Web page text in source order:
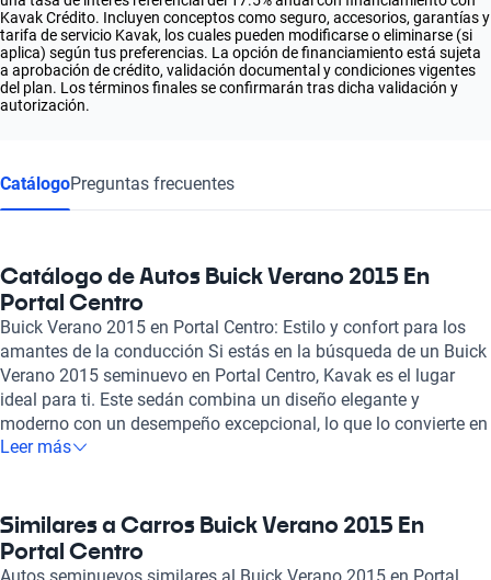
Kavak Crédito. Incluyen conceptos como seguro, accesorios, garantías y
tarifa de servicio Kavak, los cuales pueden modificarse o eliminarse (si
aplica) según tus preferencias. La opción de financiamiento está sujeta
a aprobación de crédito, validación documental y condiciones vigentes
del plan. Los términos finales se confirmarán tras dicha validación y
autorización.
CatálogoPreguntas frecuentes
Catálogo de Autos Buick Verano 2015 En
Portal Centro
Buick Verano 2015 en Portal Centro: Estilo y confort para los
amantes de la conducción Si estás en la búsqueda de un Buick
Verano 2015 seminuevo en Portal Centro, Kavak es el lugar
ideal para ti. Este sedán combina un diseño elegante y
moderno con un desempeño excepcional, lo que lo convierte en
una opción atractiva para quienes buscan un vehículo que
automática, el Buick Verano brinda una experiencia de manejo
placentera, capaz de generar hasta 250 caballos de fuerza. Con
capacidad para cinco pasajeros, el Buick Verano 2015 destaca
Leer más
Similares a Carros Buick Verano 2015 En
Portal Centro